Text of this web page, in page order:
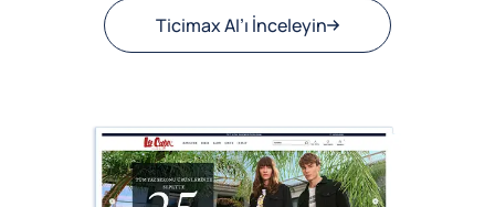
Ticimax AI’ı İnceleyin